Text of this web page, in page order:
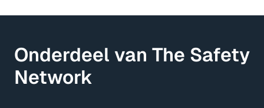
Onderdeel van The Safety
Network